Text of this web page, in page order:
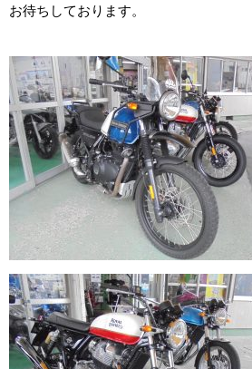
お待ちしております。